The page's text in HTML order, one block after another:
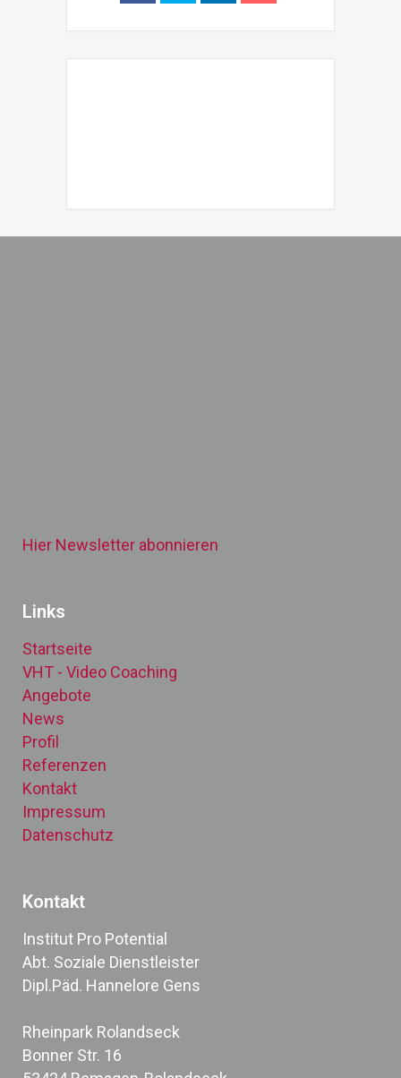
Hier Newsletter abonnieren
Links
Startseite
VHT - Video Coaching
Angebote
News
Profil
Referenzen
Kontakt
Impressum
Datenschutz
Kontakt
Institut Pro Potential
Abt. Soziale Dienstleister
Dipl.Päd. Hannelore Gens
Rheinpark Rolandseck
Bonner Str. 16